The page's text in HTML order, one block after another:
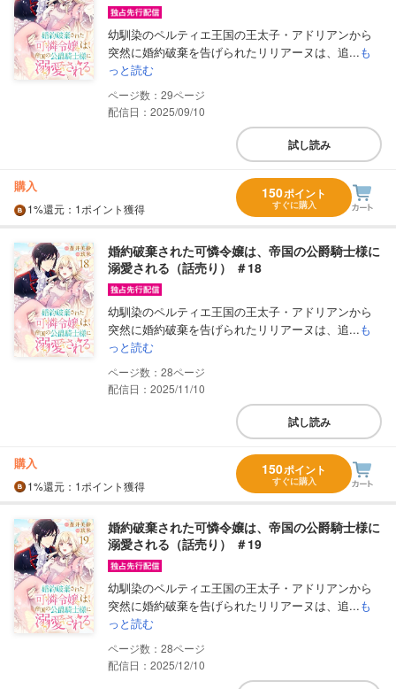
幼馴染のペルティエ王国の王太子・アドリアンから
突然に婚約破棄を告げられたリリアーヌは、追...も
っと読む
29
配信日：2025/09/10
試し読み
購入
1%還元 ：1ポイント獲得
150ポイント
すぐに購入
婚約破棄された可憐令嬢は、帝国の公爵騎士様に
溺愛される（話売り） ＃18
幼馴染のペルティエ王国の王太子・アドリアンから
突然に婚約破棄を告げられたリリアーヌは、追...も
っと読む
28
配信日：2025/11/10
試し読み
購入
1%還元 ：1ポイント獲得
150ポイント
すぐに購入
婚約破棄された可憐令嬢は、帝国の公爵騎士様に
溺愛される（話売り） ＃19
幼馴染のペルティエ王国の王太子・アドリアンから
突然に婚約破棄を告げられたリリアーヌは、追...も
っと読む
28
配信日：2025/12/10